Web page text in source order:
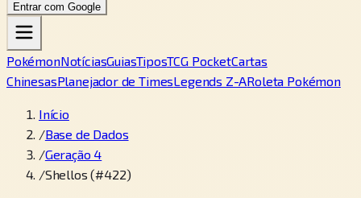
Entrar com Google
PokémonNotíciasGuiasTiposTCG PocketCartas
ChinesasPlanejador de TimesLegends Z-ARoleta Pokémon
Início
/Base de Dados
/Geração 4
/Shellos (#422)